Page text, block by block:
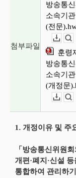
첨부파일
방송통
소속기
(전문
훈령
방송통
소속기
(개정문
1. 개정이유 및 주
「방송통신위원
개편·폐지·신설
통합하여 관리하